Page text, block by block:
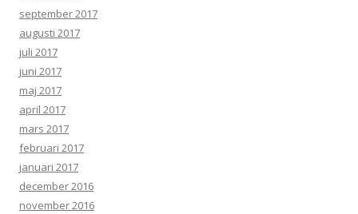
september 2017
augusti 2017
juli 2017
juni 2017
maj 2017
april 2017
mars 2017
februari 2017
januari 2017
december 2016
november 2016